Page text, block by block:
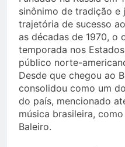
sinônimo de tradição e
trajetória de sucesso
as décadas de 1970, o
temporada nos
público norte-
Desde que chegou ao
consolidou como um
do país, mencionado
música brasileira, como
Baleiro.